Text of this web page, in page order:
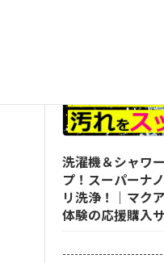
洗濯機＆シャワ
プ！スーパーナ
リ洗浄！｜マク
体験の応援購入